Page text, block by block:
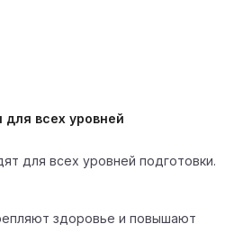
всех уровней
для всех уровней подготовки.
здоровье и повышают